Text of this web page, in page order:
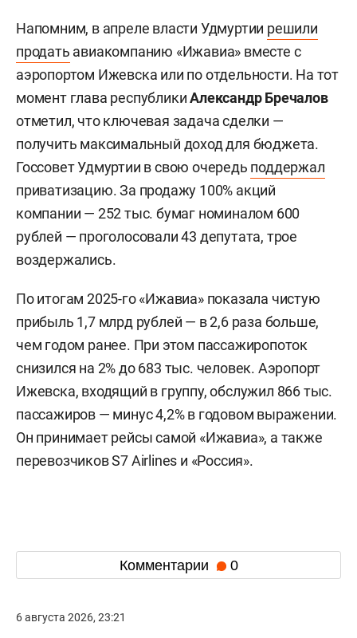
Напомним, в апреле власти Удмуртии решили
продать авиакомпанию «Ижавиа» вместе с
аэропортом Ижевска или по отдельности. На тот
момент глава республикиАлександр Бречалов
отметил, что ключевая задача сделки —
получить максимальный доход для бюджета.
Госсовет Удмуртии в свою очередь поддержал
приватизацию. За продажу 100% акций
компании — 252 тыс. бумаг номиналом 600
рублей — проголосовали 43 депутата, трое
воздержались.
По итогам 2025-го «Ижавиа» показала чистую
прибыль 1,7 млрд рублей — в 2,6 раза больше,
чем годом ранее. При этом пассажиропоток
снизился на 2% до 683 тыс. человек. Аэропорт
Ижевска, входящий в группу, обслужил 866 тыс.
пассажиров — минус 4,2% в годовом выражении.
Он принимает рейсы самой «Ижавиа», а также
перевозчиков S7 Airlines и «Россия».
Комментарии 0
6 августа 2026, 23:21